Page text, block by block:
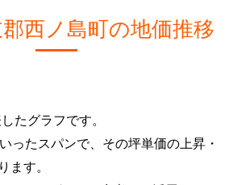
西ノ島町の地価推移
たグラフです。
ったスパンで、その坪単価の上昇・
す。